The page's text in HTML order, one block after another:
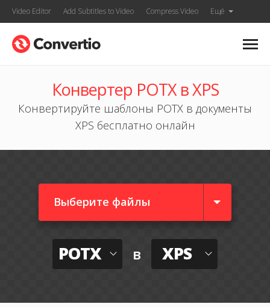
Video Editor Add Subtitles to Video Compress Video Ещё
Конвертер POTX в XPS
Конвертируйте шаблоны POTX в документы
XPS бесплатно онлайн
Выберите файлы
POTX в XPS